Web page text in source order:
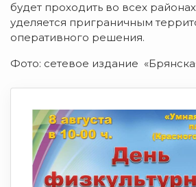
будет проходить во всех
уделяется приграничным
оперативного решения.
Фото: сетевое издание